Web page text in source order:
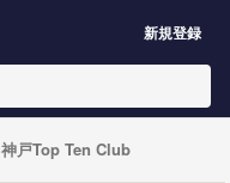
新規登録
神戸Top Ten Club